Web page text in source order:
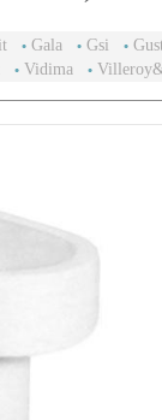
Gala Gsi
Vidima